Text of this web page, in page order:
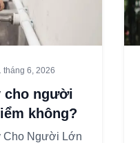
tháng 6, 2026
cho người
không?
Cho Người Lớn